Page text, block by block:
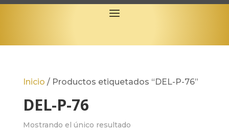
Inicio / Productos etiquetados “DEL-P-76”
DEL-P-76
Mostrando el único resultado